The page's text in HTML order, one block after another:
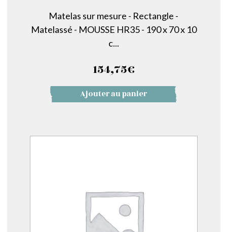
Matelas sur mesure - Rectangle -
Matelassé - MOUSSE HR35 - 190 x 70 x 10
c...
154,75€
Ajouter au panier